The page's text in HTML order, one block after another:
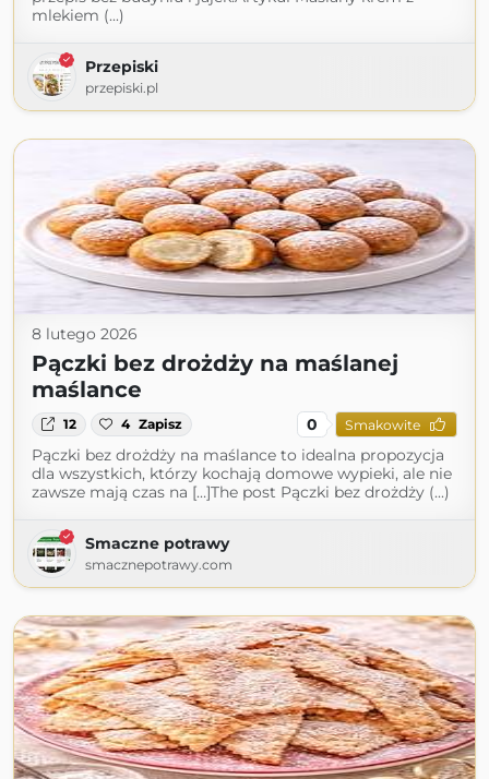
mlekiem (...)
Przepiski
przepiski.pl
8 lutego 2026
Pączki bez drożdży na maślanej
maślance
12 4 Zapisz 0 Smakowite
Pączki bez drożdży na maślance to idealna propozycja
dla wszystkich, którzy kochają domowe wypieki, ale nie
zawsze mają czas na […]The post Pączki bez drożdży (...)
Smaczne potrawy
smacznepotrawy.com